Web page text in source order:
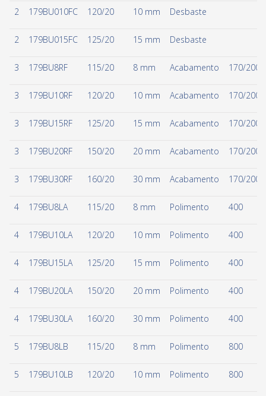
2 179BU010FC 120/20 10 mm Desbaste
2 179BU015FC 125/20 15 mm Desbaste
3 179BU8RF 115/20 8 mm Acabamento 170/200
3 179BU10RF 120/20 10 mm Acabamento 170/200
3 179BU15RF 125/20 15 mm Acabamento 170/200
3 179BU20RF 150/20 20 mm Acabamento 170/200
3 179BU30RF 160/20 30 mm Acabamento 170/200
4 179BU8LA 115/20 8 mm Polimento 400
4 179BU10LA 120/20 10 mm Polimento 400
4 179BU15LA 125/20 15 mm Polimento 400
4 179BU20LA 150/20 20 mm Polimento 400
4 179BU30LA 160/20 30 mm Polimento 400
5 179BU8LB 115/20 8 mm Polimento 800
5 179BU10LB 120/20 10 mm Polimento 800